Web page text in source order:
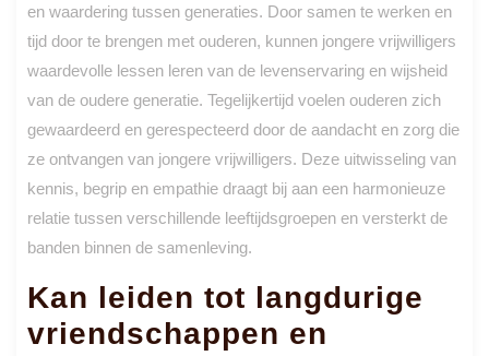
en waardering tussen generaties. Door samen te werken en
tijd door te brengen met ouderen, kunnen jongere vrijwilligers
waardevolle lessen leren van de levenservaring en wijsheid
van de oudere generatie. Tegelijkertijd voelen ouderen zich
gewaardeerd en gerespecteerd door de aandacht en zorg die
ze ontvangen van jongere vrijwilligers. Deze uitwisseling van
kennis, begrip en empathie draagt bij aan een harmonieuze
relatie tussen verschillende leeftijdsgroepen en versterkt de
banden binnen de samenleving.
Kan leiden tot langdurige
vriendschappen en